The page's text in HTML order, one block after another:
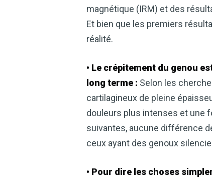
magnétique (IRM) et des
Et bien que les premiers
réalité.
• Le crépitement du genou
long terme : Selon les
cartilagineux de pleine
douleurs plus intenses et une
suivantes, aucune différence
ceux ayant des genoux
• Pour dire les choses